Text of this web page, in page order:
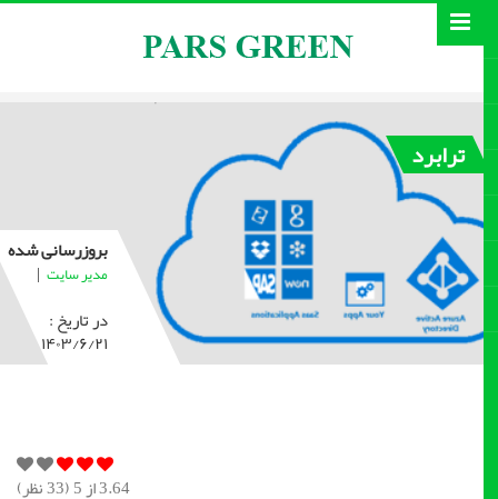
ترابرد
بروزرسانی شده
مدیر سایت |
در تاریخ :
۱۴۰۳/۶/۲۱
3.64از 5 ( 33نظر)